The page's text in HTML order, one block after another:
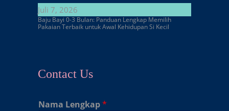
Juli 7, 2026
Baju Bayi 0-3 Bulan: Panduan Lengkap Memilih
Pakaian Terbaik untuk Awal Kehidupan Si Kecil
Contact Us
Nama Lengkap*